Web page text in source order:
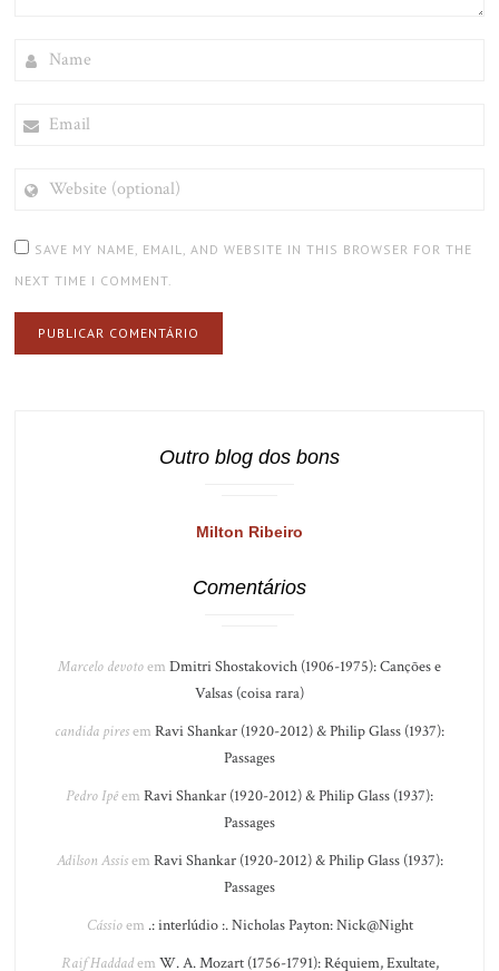
(OPTIONAL)
SAVE MY NAME, EMAIL, AND WEBSITE IN THIS BROWSER FOR THE
NEXT TIME I COMMENT.
Outro blog dos bons
Milton Ribeiro
Comentários
Marcelo devotoem Dmitri Shostakovich (1906-1975): Canções e
Valsas (coisa rara)
candida piresem Ravi Shankar (1920-2012) & Philip Glass (1937):
Passages
Pedro Ipêem Ravi Shankar (1920-2012) & Philip Glass (1937):
Passages
Adilson Assisem Ravi Shankar (1920-2012) & Philip Glass (1937):
Passages
Cássioem .: interlúdio :. Nicholas Payton: Nick@Night
Raif Haddadem W. A. Mozart (1756-1791): Réquiem, Exultate,